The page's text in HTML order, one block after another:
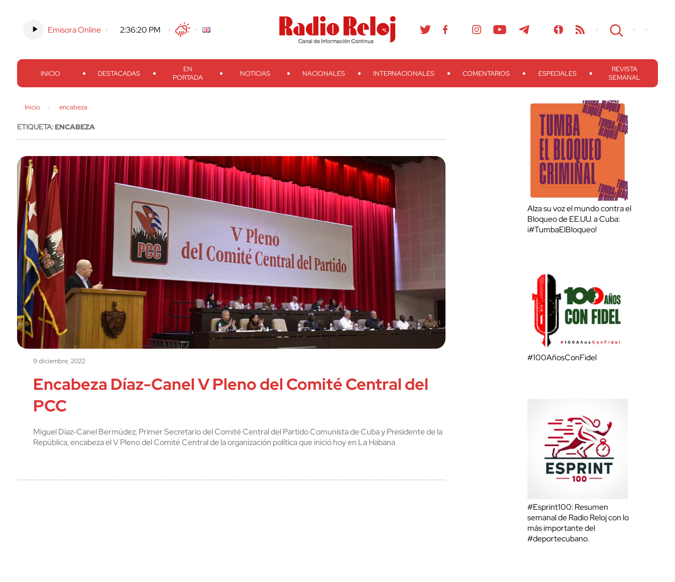
Emisora Online -2:36:21 PM TwitterFacebook
Threads
Instagram TelegramTeveo Ivoox RSS Search
INICIO DESTACADAS
EN
PORTADA
NOTICIAS NACIONALES INTERNACIONALES COMENTARIOS ESPECIALES
REVISTA
SEMANAL
Inicio encabeza
ETIQUETA:ENCABEZA
9 diciembre, 2022
Encabeza Díaz-Canel V Pleno del Comité Central del
PCC
Miguel Díaz-Canel Bermúdez, Primer Secretario del Comité Central del Partido Comunista de Cuba y Presidente de la
República, encabeza el V Pleno del Comité Central de la organización política que inició hoy en La Habana
Alza su voz el mundo contra el
Bloqueo de EE.UU. a Cuba:
¡#TumbaElBloqueo!
#100AñosConFidel
#Esprint100: Resumen
semanal de Radio Reloj con lo
más importante del
#deportecubano.